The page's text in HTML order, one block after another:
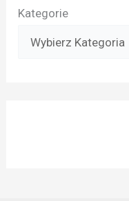
Kategorie